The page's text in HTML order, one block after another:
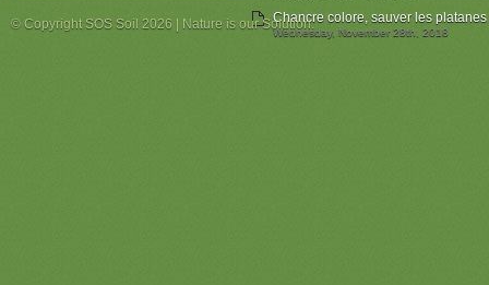
Chancre colore, sauver les platanes
Wednesday, November 28th, 2018
© Copyright SOS Soil 2026 | Nature is our Solution.